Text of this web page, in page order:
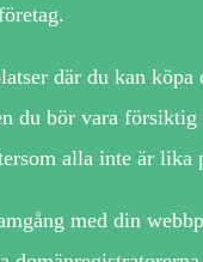
där du kan köpa
du bör vara
alla inte är lika
med din